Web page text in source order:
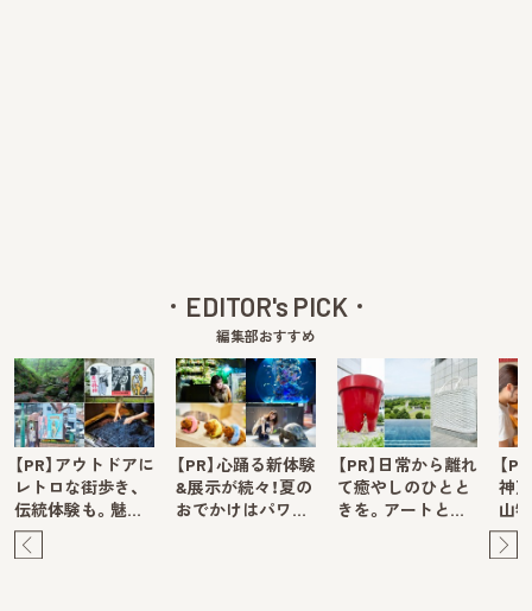
EDITOR's PICK
編集部おすすめ
【PR】アウトドアに
レトロな街歩き、
伝統体験も。魅…
【PR】心踊る新体験
&展示が続々！夏の
おでかけはパワ…
【PR】日常から離れ
て癒やしのひとと
きを。アートと…
【
神
山